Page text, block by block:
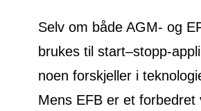
Selv om både AGM- og
brukes til start–stopp-
noen forskjeller i
Mens EFB er et forbedret